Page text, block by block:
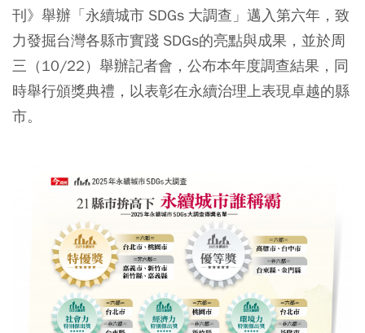
刊》舉辦「永續城市 SDGs 大調查」邁入第六年，致
力發掘台灣各縣市實踐 SDGs的亮點與成果，並於周
三（10/22）舉辦記者會，公布本年度調查結果，同
時舉行頒獎典禮，以表彰在永續治理上表現卓越的縣
市。